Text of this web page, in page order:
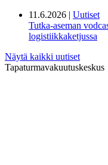
11.6.2026 | Uutiset
Tutka-aseman
logistiikkaketjussa
Näytä kaikki uutiset
Tapaturmavakuutuskeskus